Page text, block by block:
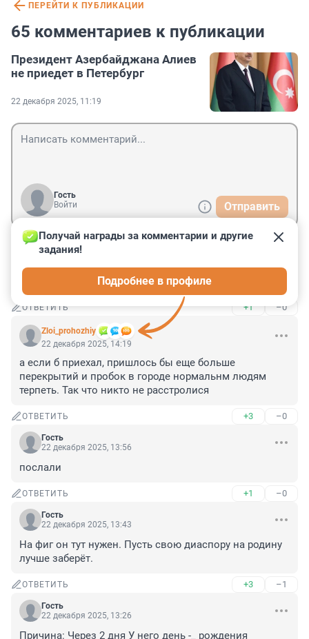
ПЕРЕЙТИ К ПУБЛИКАЦИИ
65 комментариев к публикации
Президент Азербайджана Алиев
не приедет в Петербург
22 декабря 2025, 11:19
Гость
Войти
Отправить
Гость
это из-за Пашиняна ему противно стало?
ОТВЕТИТЬ +1 –0
Zloi_prohozhiy
Получай награды за комментарии и другие
задания!
Подробнее в профиле
22 декабря 2025, 14:19
а если б приехал, пришлось бы еще больше
перекрытий и пробок в городе нормальнм людям
терпеть. Так что никто не расстролися
ОТВЕТИТЬ +3 –0
Гость
22 декабря 2025, 13:56
послали
ОТВЕТИТЬ +1 –0
Гость
22 декабря 2025, 13:43
На фиг он тут нужен. Пусть свою диаспору на родину
лучше заберёт.
ОТВЕТИТЬ +3 –1
Гость
22 декабря 2025, 13:26
Причина: Через 2 дня У него день -_ рождения